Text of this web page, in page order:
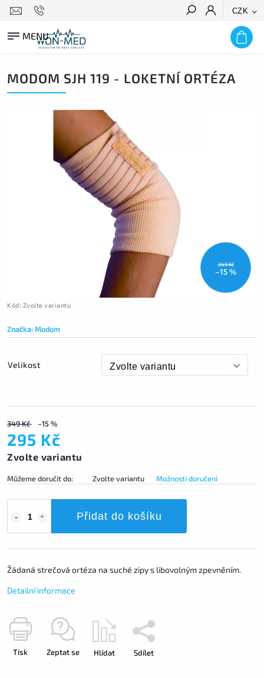
CZK
HLEDAT
MODOM SJH 119 - LOKETNÍ ORTÉZA
349 Kč
–15 %
Kód: Zvolte variantu
Značka:Modom
Velikost
349 Kč –15 %
295 Kč
Zvolte variantu
Můžeme doručit do: Zvolte variantu Možnosti doručení
Přidat do košíku
Žádaná strečová ortéza na suché zipy s libovolným zpevněním.
Detailní informace
Tisk Zeptat se Hlídat Sdílet